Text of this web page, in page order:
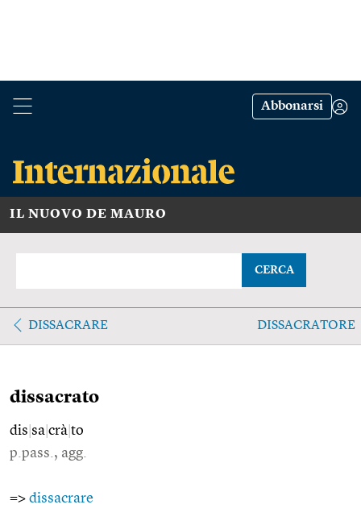
Abbonarsi
IL NUOVO DE MAURO
CERCA
DISSACRARE DISSACRATORE
dissacrato
dis sa crà to
p.pass., agg.
=> dissacrare